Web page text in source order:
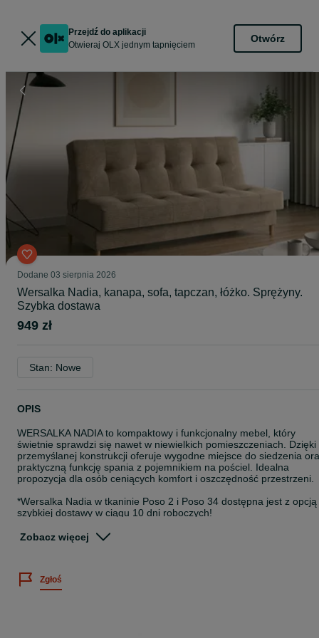
Przejdź do aplikacji
Otwieraj OLX jednym tapnięciem
Otwórz
Dodane 03 sierpnia 2026
Wersalka Nadia, kanapa, sofa, tapczan, łóżko. Sprężyny.
Szybka dostawa
949 zł
Stan: Nowe
OPIS
WERSALKA NADIA to kompaktowy i funkcjonalny mebel, który
świetnie sprawdzi się nawet w niewielkich pomieszczeniach. Dzięki
przemyślanej konstrukcji oferuje wygodne miejsce do siedzenia
praktyczną funkcję spania z pojemnikiem na pościel. Idealna
propozycja dla osób ceniących komfort i oszczędność przestrzeni.
*Wersalka Nadia w tkaninie Poso 2 i Poso 34 dostępna jest z opcją
szybkiej dostawy w ciągu 10 dni roboczych!
Zamówienie należy złożyć na naszej stronie internetowej
Wersalka Nadia występuje w 12 kolorach z tkaniny Poso (sztruks):
- Poso 1 - musztardowy
Zobacz więcej
Zgłoś